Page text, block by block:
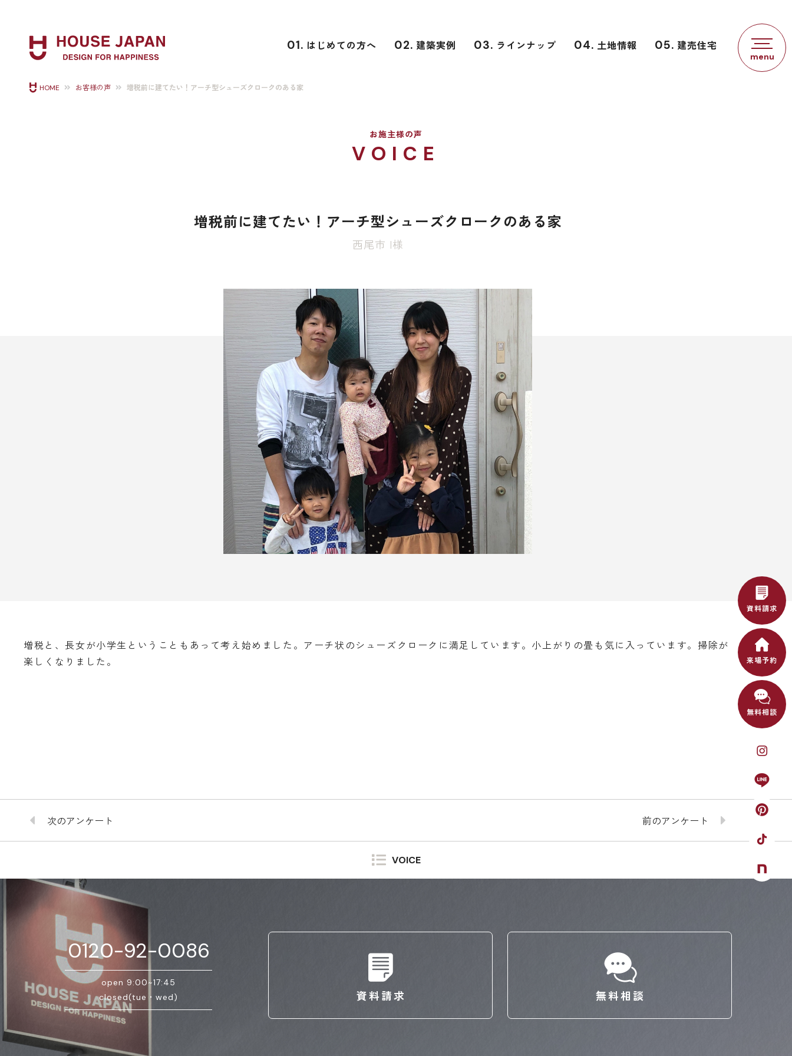
01. はじめての方へ 02. 建築実例 03. ラインナップ 04. 土地情報 05. 建売住宅
資料請求
来場予約
無料相談
お施主様の声
VOICE
HOME お客様の声 増税前に建てたい！アーチ型シューズクロークのある家
増税前に建てたい！アーチ型シューズクロークのある家
西尾市 I様
増税と、長女が小学生ということもあって考え始めました。アーチ状のシューズクロークに満足しています。小上がりの畳も気に入っています。掃除が
楽しくなりました。
次のアンケート 前のアンケート
VOICE
0120-92-0086
open 9:00~17:45
closed(tue・wed)
資料請求 無料相談